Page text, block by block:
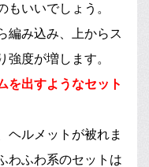
もいいでしょう。
編み込み、上からス
強度が増します。
を出すようなセット
ヘルメットが被れま
わふわ系のセットは